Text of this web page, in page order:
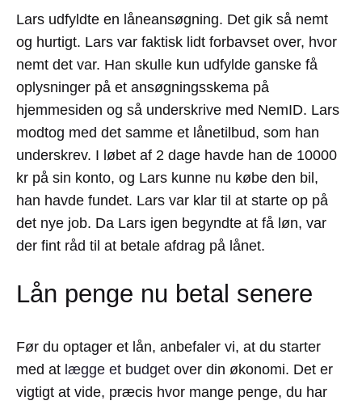
Lars udfyldte en låneansøgning. Det gik så nemt
og hurtigt. Lars var faktisk lidt forbavset over, hvor
nemt det var. Han skulle kun udfylde ganske få
oplysninger på et ansøgningsskema på
hjemmesiden og så underskrive med NemID. Lars
modtog med det samme et lånetilbud, som han
underskrev. I løbet af 2 dage havde han de 10000
kr på sin konto, og Lars kunne nu købe den bil,
han havde fundet. Lars var klar til at starte op på
det nye job. Da Lars igen begyndte at få løn, var
der fint råd til at betale afdrag på lånet.
Lån penge nu betal senere
Før du optager et lån, anbefaler vi, at du starter
med at lægge et budget over din økonomi. Det er
vigtigt at vide, præcis hvor mange penge, du har